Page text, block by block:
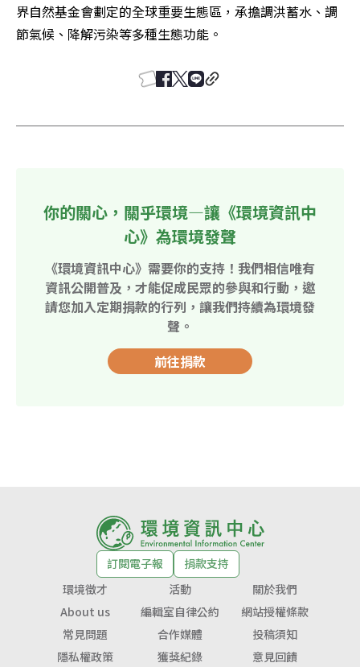
界自然基金會劃定的全球重要生態區，承擔調洪蓄水、調
節氣候、降解污染等多種生態功能。
你的關心，關乎環境—讓《環境資訊中
心》為環境發聲
《環境資訊中心》需要你的支持！我們相信唯有
資訊公開普及，才能促成民眾的參與和行動，邀
請您加入定期捐款的行列，讓我們持續為環境發
聲。
前往捐款
訂閱電子報
捐款支持
環境徵才
活動
關於我們
About us
編輯室自律公約
網站授權條款
常見問題
合作媒體
投稿須知
隱私權政策
獲獎紀錄 意見回饋